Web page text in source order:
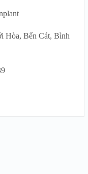
Hòa, Bến Cát, Bình